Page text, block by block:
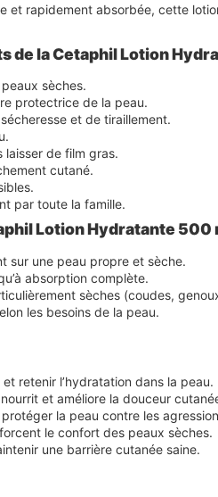
et rapidement absorbée, cette
de la Cetaphil Lotion
sèches.
protectrice de la peau.
et de tiraillement.
laisser de film gras.
cutané.
par toute la famille.
Lotion Hydratante 500
sur une peau propre et sèche.
absorption complète.
sèches (coudes,
les besoins de la peau.
retenir l’hydratation dans la peau.
et améliore la douceur
la peau contre les
le confort des peaux sèches.
une barrière cutanée saine.